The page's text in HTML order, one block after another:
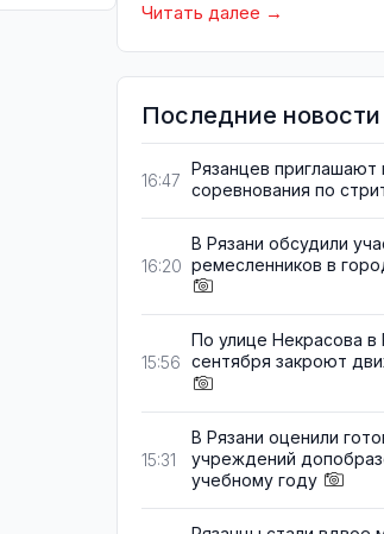
Читать далее
Последние новости
16:47
Рязанцев приглашают
соревнования по
16:20
В Рязани обсудили
ремесленников в
15:56
По улице Некрасова в
сентября закроют
15:31
В Рязани оценили
учреждений
учебному году